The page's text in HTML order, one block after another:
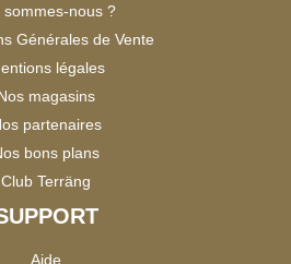
sommes-nous ?
Générales de Vente
légales
magasins
partenaires
bons plans
Club Terräng
Aide